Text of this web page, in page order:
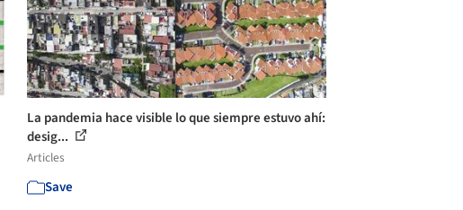
La pandemia hace visible lo que siempre estuvo ahí:
desig...
Articles
Save